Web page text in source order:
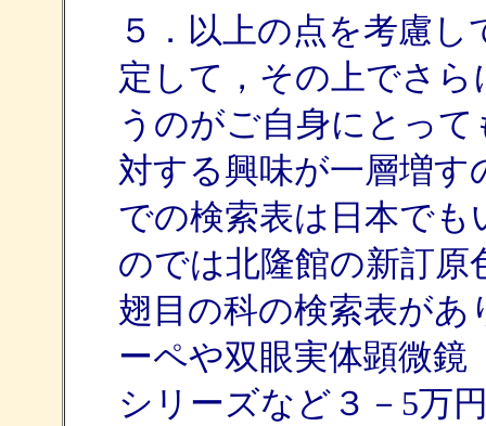
５．以上の点を考慮
定して，その上でさ
うのがご自身にとっ
対する興味が一層増
での検索表は日本で
のでは北隆館の新訂原
翅目の科の検索表が
ーペや双眼実体顕微
シリーズなど３－5万